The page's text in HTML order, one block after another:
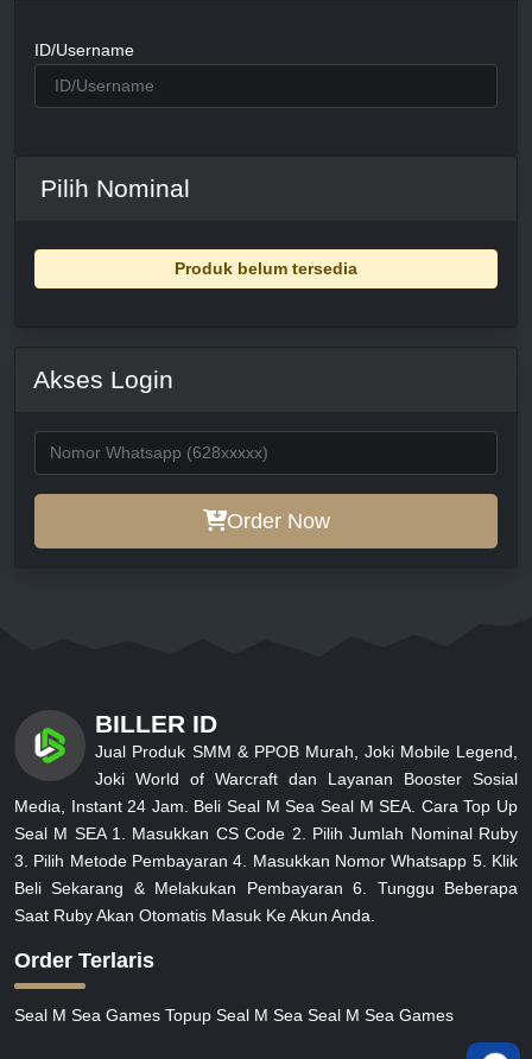
ID/Username
Pilih Nominal
Produk belum tersedia
Akses Login
Order Now
BILLER ID
Jual Produk SMM & PPOB Murah, Joki Mobile Legend,
Joki World of Warcraft dan Layanan Booster Sosial
Media, Instant 24 Jam. Beli Seal M Sea Seal M SEA. Cara Top Up
Seal M SEA 1. Masukkan CS Code 2. Pilih Jumlah Nominal Ruby
3. Pilih Metode Pembayaran 4. Masukkan Nomor Whatsapp 5. Klik
Beli Sekarang & Melakukan Pembayaran 6. Tunggu Beberapa
Saat Ruby Akan Otomatis Masuk Ke Akun Anda.
Order Terlaris
Seal M Sea Games Topup Seal M Sea Seal M Sea Games